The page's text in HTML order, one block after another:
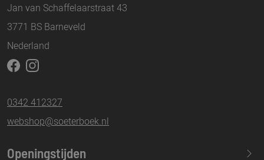
Jan van Schaffelaarstraat 43
3771 BS Barneveld
Nederland
0342 412327
webshop@soeterboek.nl
Openingstijden